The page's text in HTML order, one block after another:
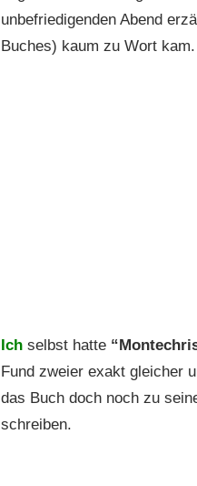
unbefriedigenden Abend
Buches) kaum zu Wort kam.
Ichselbst hatte
Fund zweier exakt gleicher
das Buch doch noch zu
schreiben.